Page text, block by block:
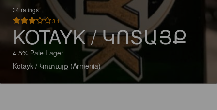
34 ratings
3.1
KOTAYK / ԿՈՏԱՅՔ
4.5% Pale Lager
Kotayk / Կոտայք (Armenia)